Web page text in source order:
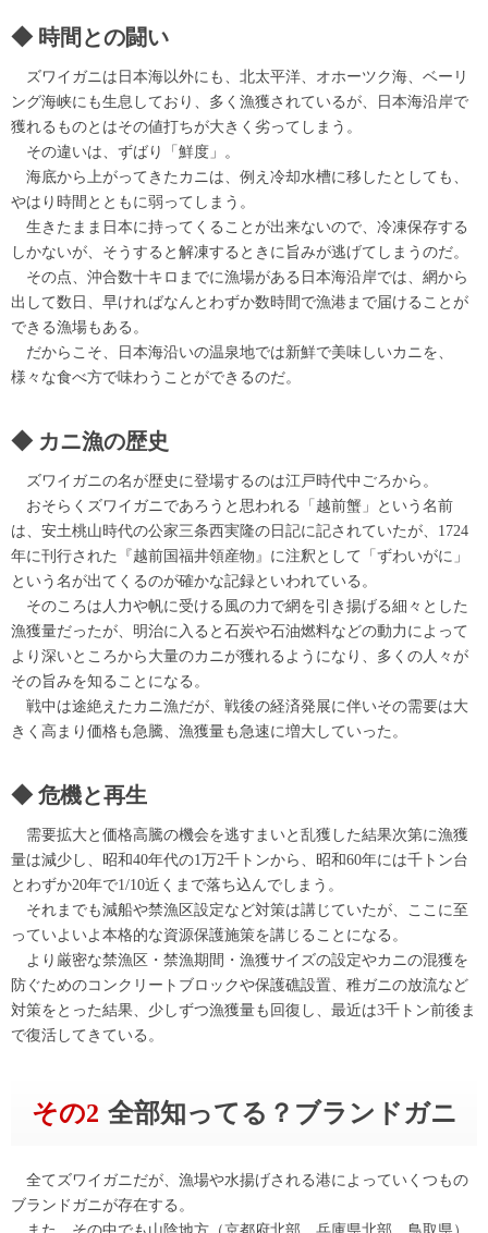
時間との闘い
ズワイガニは日本海以外にも、北太平洋、オホーツク海、ベーリ
ング海峡にも生息しており、多く漁獲されているが、日本海沿岸で
獲れるものとはその値打ちが大きく劣ってしまう。
その違いは、ずばり「鮮度」。
海底から上がってきたカニは、例え冷却水槽に移したとしても、
やはり時間とともに弱ってしまう。
生きたまま日本に持ってくることが出来ないので、冷凍保存する
しかないが、そうすると解凍するときに旨みが逃げてしまうのだ。
その点、沖合数十キロまでに漁場がある日本海沿岸では、網から
出して数日、早ければなんとわずか数時間で漁港まで届けることが
できる漁場もある。
だからこそ、日本海沿いの温泉地では新鮮で美味しいカニを、
様々な食べ方で味わうことができるのだ。
カニ漁の歴史
ズワイガニの名が歴史に登場するのは江戸時代中ごろから。
おそらくズワイガニであろうと思われる「越前蟹」という名前
は、安土桃山時代の公家三条西実隆の日記に記されていたが、1724
年に刊行された『越前国福井領産物』に注釈として「ずわいがに」
という名が出てくるのが確かな記録といわれている。
そのころは人力や帆に受ける風の力で網を引き揚げる細々とした
漁獲量だったが、明治に入ると石炭や石油燃料などの動力によって
より深いところから大量のカニが獲れるようになり、多くの人々が
その旨みを知ることになる。
戦中は途絶えたカニ漁だが、戦後の経済発展に伴いその需要は大
きく高まり価格も急騰、漁獲量も急速に増大していった。
危機と再生
需要拡大と価格高騰の機会を逃すまいと乱獲した結果次第に漁獲
量は減少し、昭和40年代の1万2千トンから、昭和60年には千トン台
とわずか20年で1/10近くまで落ち込んでしまう。
それまでも減船や禁漁区設定など対策は講じていたが、ここに至
っていよいよ本格的な資源保護施策を講じることになる。
より厳密な禁漁区・禁漁期間・漁獲サイズの設定やカニの混獲を
防ぐためのコンクリートブロックや保護礁設置、稚ガニの放流など
対策をとった結果、少しずつ漁獲量も回復し、最近は3千トン前後ま
で復活してきている。
その2 全部知ってる？ブランドガニ
全てズワイガニだが、漁場や水揚げされる港によっていくつもの
ブランドガニが存在する。